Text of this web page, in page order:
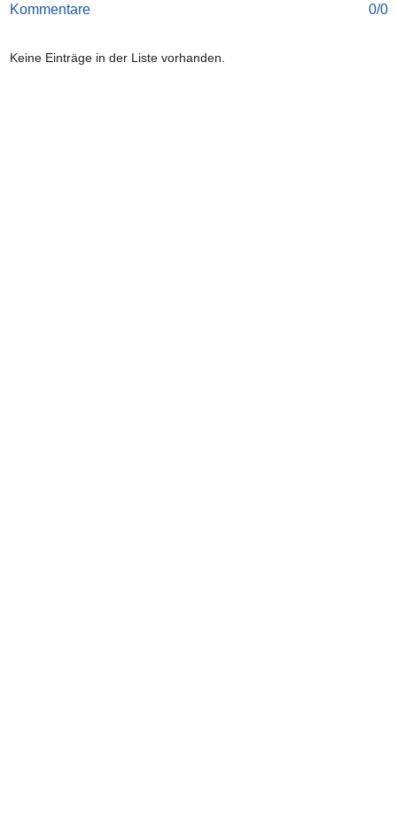
Kommentare 0/0
Keine Einträge in der Liste vorhanden.